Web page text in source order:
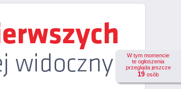
W tym momencie
te ogłoszenia
przegląda jeszcze
19 osób